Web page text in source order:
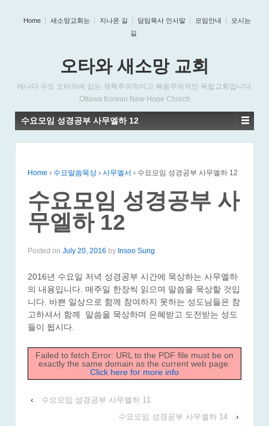
Home 새소망교회는 지나온 길 담임목사 인사말 모임안내
오시는
길
오타와 새소망 교회
캐나다 수도 오타와에 있는 개혁주의적이고 복음주의적인 독립교회입니다.
Ottawa Korean New Hope Church
수요모임 성경공부 사무엘하 12
Home › 수요말씀묵상 › 사무엘서 › 수요모임 성경공부 사무엘하 12
수요모임 성경공부 사
무엘하 12
Posted on July 20, 2016 by Insoo Sung
2016년 수요일 저녁 성경공부 시간에 묵상하는 사무엘하
의 내용입니다. 매주일 한장씩 읽으며 말씀을 묵상할 것입
니다. 바쁜 일상으로 함께 참여하지 못하는 성도님들은 참
고하셔서 함께 말씀을 묵상하며 은혜받고 도전받는 성도
들이 됩시다.
Failed to fetch Error: URL to the PDF file must be on
exactly the same domain as the current web page.
Click here for more info
‹
수요모임 성경공부 사무엘하 11
수요모임 성경공부 사무엘하 14
›